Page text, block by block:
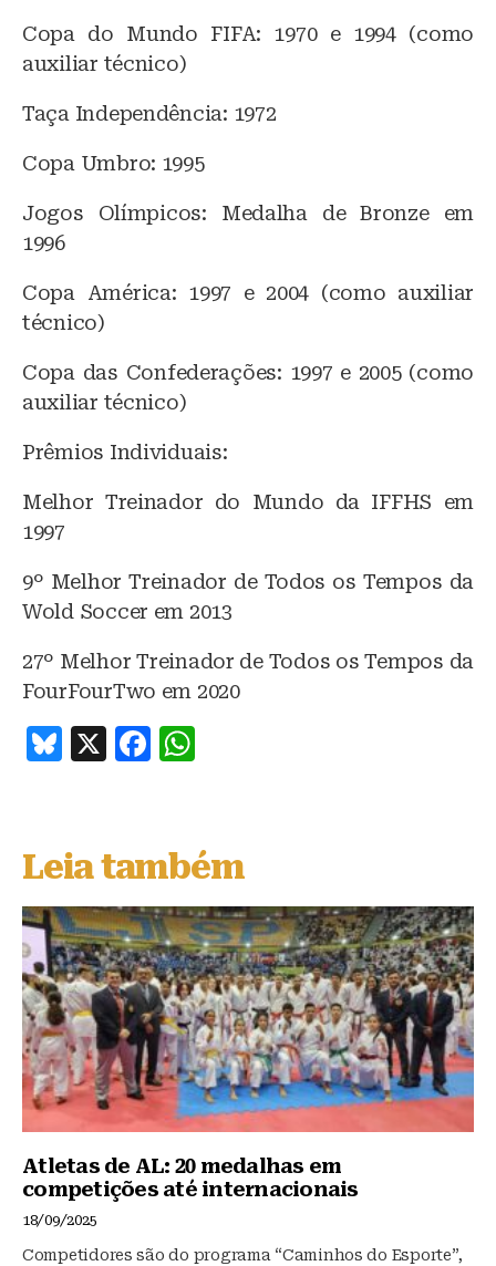
Copa do Mundo FIFA: 1970 e 1994 (como
auxiliar técnico)
Taça Independência: 1972
Copa Umbro: 1995
Jogos Olímpicos: Medalha de Bronze em
1996
Copa América: 1997 e 2004 (como auxiliar
técnico)
Copa das Confederações: 1997 e 2005 (como
auxiliar técnico)
Prêmios Individuais:
Melhor Treinador do Mundo da IFFHS em
1997
9º Melhor Treinador de Todos os Tempos da
Wold Soccer em 2013
27º Melhor Treinador de Todos os Tempos da
FourFourTwo em 2020
B
s
k
y
X
F
e
b
o
o
k
s
A
p
p
Leia também
Atletas de AL: 20 medalhas em
competições até internacionais
18/09/2025
Competidores são do programa “Caminhos do Esporte”,